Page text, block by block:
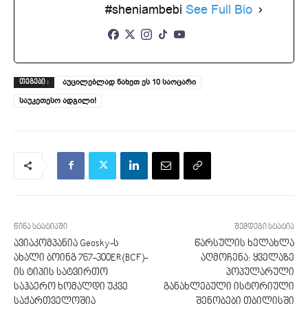
#sheniambebi See Full Bio
ᲗᲔᲒᲔᲑᲘ :
აუცილებლად ნახეთ ეს 10 საოცარი
საუკეთესო ადგილი!
წინა სტატიაში
ავიაკომპანია Geosky-ს
ახალი ბოინგ 767-300ER(BCF)-
ის ტიპის სატვირთო
საჰაერო ხომალდი უკვე
საქართველოშია
შემდეგი სტატია
წარსულის ხელახლა
აღმოჩენა: ყველაზე
პოპულარული
განახლებული ისტორიული
შენობები თბილისში